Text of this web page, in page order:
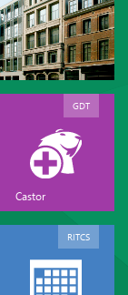
Castor
GDT
RITCS